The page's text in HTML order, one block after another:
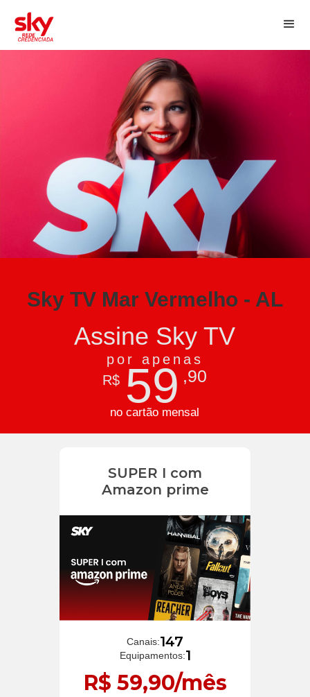
Sky TV Mar Vermelho - AL
Assine Sky TV
por apenas
R$ 59 ,90
no cartão mensal
SUPER I com
Amazon prime
Canais:147
Equipamentos:1
R$ 59,90/mês